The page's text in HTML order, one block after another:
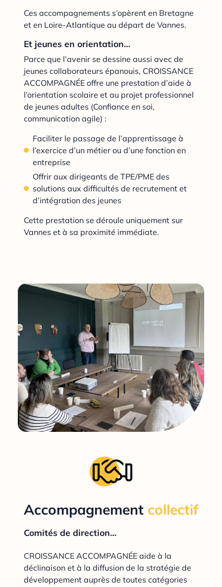
Ces accompagnements s’opèrent en Bretagne
et en Loire-Atlantique au départ de Vannes.
Et jeunes en orientation…
Parce que l’avenir se dessine aussi avec de
jeunes collaborateurs épanouis, CROISSANCE
ACCOMPAGNÉE offre une prestation d’aide à
l’orientation scolaire et au projet professionnel
de jeunes adultes (Confiance en soi,
communication agile) :
Faciliter le passage de l’apprentissage à
l’exercice d’un métier ou d’une fonction en
entreprise
Offrir aux dirigeants de TPE/PME des
solutions aux difficultés de recrutement et
d’intégration des jeunes
Cette prestation se déroule uniquement sur
Vannes et à sa proximité immédiate.
Accompagnement collectif
Comités de direction…
CROISSANCE ACCOMPAGNÉE aide à la
déclinaison et à la diffusion de la stratégie de
développement auprès de toutes catégories